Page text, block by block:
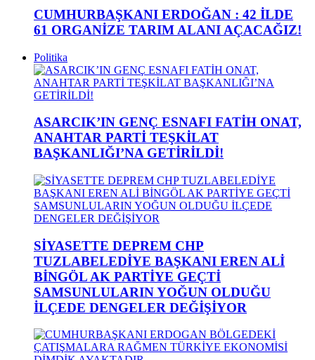
CUMHURBAŞKANI ERDOĞAN : 42 İLDE
61 ORGANİZE TARIM ALANI AÇACAĞIZ!
Politika
ASARCIK’IN GENÇ ESNAFI FATİH ONAT,
ANAHTAR PARTİ TEŞKİLAT
BAŞKANLIĞI’NA GETİRİLDİ!
SİYASETTE DEPREM CHP
TUZLABELEDİYE BAŞKANI EREN ALİ
BİNGÖL AK PARTİYE GEÇTİ
SAMSUNLULARIN YOĞUN OLDUĞU
İLÇEDE DENGELER DEĞİŞİYOR